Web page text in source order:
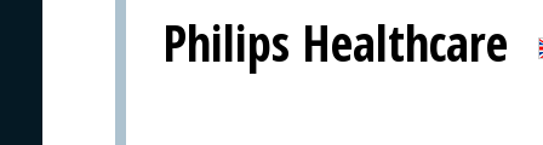
Philips Healthcare